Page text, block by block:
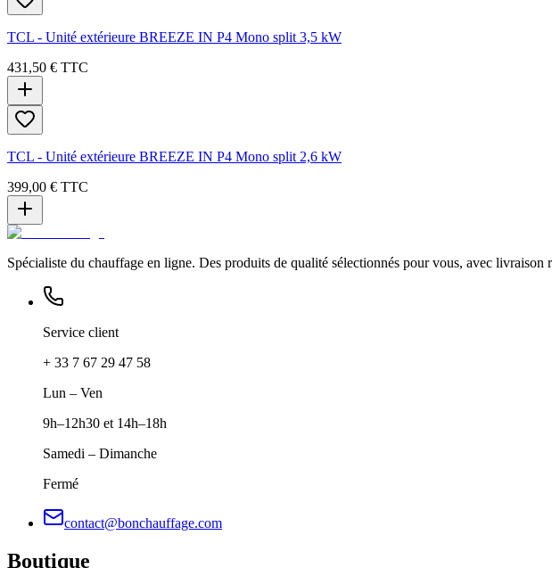
TCL - Unité extérieure BREEZE IN P4 Mono split 3,5 kW
431,50 € TTC
TCL - Unité extérieure BREEZE IN P4 Mono split 2,6 kW
399,00 € TTC
Spécialiste du chauffage en ligne. Des produits de qualité sélectionnés pour vous, avec livraison
Service client
+ 33 7 67 29 47 58
Lun – Ven
9h–12h30 et 14h–18h
Samedi – Dimanche
Fermé
contact@bonchauffage.com
Boutique